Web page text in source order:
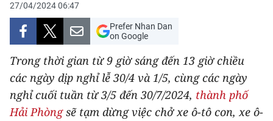
VĂN HÓA
XÃ HỘI
PHÁP LUẬT
DU LỊCH
27/04/2024 06:47
Prefer Nhan Dan
on Google
Trong thời gian từ 9 giờ sáng đến 13 giờ chiều
các ngày dịp nghỉ lễ 30/4 và 1/5, cùng các ngày
nghỉ cuối tuần từ 3/5 đến 30/7/2024, thành phố
Hải Phòngsẽ tạm dừng việc chở xe ô-tô con, xe ô-